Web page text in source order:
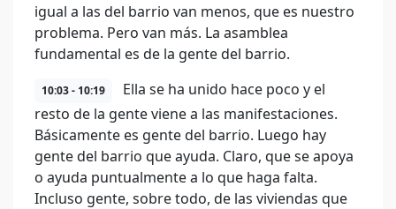
igual a las del barrio van menos, que es nuestro
problema. Pero van más. La asamblea
fundamental es de la gente del barrio.
10:03 - 10:19
Ella se ha unido hace poco y el
resto de la gente viene a las manifestaciones.
Básicamente es gente del barrio. Luego hay
gente del barrio que ayuda. Claro, que se apoya
o ayuda puntualmente a lo que haga falta.
Incluso gente, sobre todo, de las viviendas que